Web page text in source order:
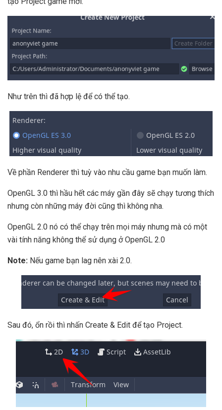
Như trên thì đã hợp lệ để có thể tạo.
Về phần Renderer thì tuỳ vào nhu cầu game bạn muốn làm.
OpenGL 3.0 thì hầu hết các máy gần đây sẽ chạy tương thích
nhưng còn những máy đời cũng thì không nha.
OpenGL 2.0 nó có thể chạy trên mọi máy nhưng mà có một
vài tính năng không thể sử dụng ở OpenGL 2.0
Note: Nếu game bạn lag nên xài 2.0.
Sau đó, ổn rồi thì nhấn Create & Edit để tạo Project.